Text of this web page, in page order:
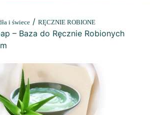
i świece / RĘCZNIE ROBIONE
– Baza do Ręcznie Robionych